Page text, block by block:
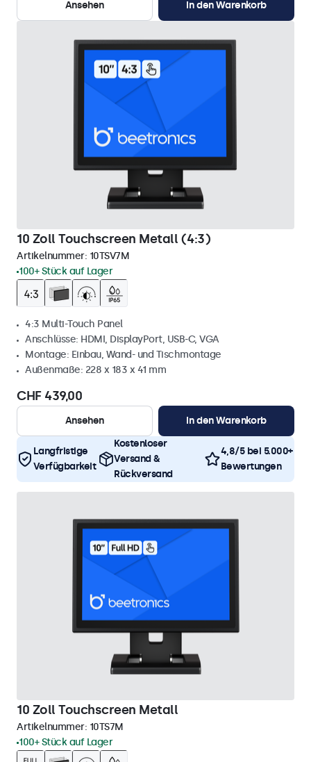
Ansehen In den Warenkorb
10 Zoll Touchscreen Metall (4:3)
Artikelnummer: 10TSV7M
100+ Stück auf Lager
4:3 Multi-Touch Panel
Anschlüsse: HDMI, DisplayPort, USB-C, VGA
Montage: Einbau, Wand- und Tischmontage
Außenmaße: 228 x 183 x 41 mm
CHF 439,00
Ansehen In den Warenkorb
Langfristige
Verfügbarkeit
Kostenloser
Versand &
Rückversand
4,8/5 bei 5.000+
Bewertungen
10 Zoll Touchscreen Metall
Artikelnummer: 10TS7M
100+ Stück auf Lager